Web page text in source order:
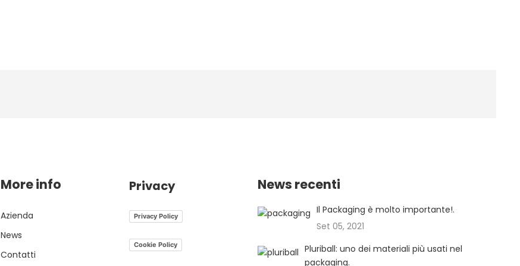
More info
Azienda
News
Contatti
Privacy
Privacy Policy
Cookie Policy
News recenti
Il Packaging è molto importante!.
Set 05, 2021
Pluriball: uno dei materiali più usati nel
packaging.